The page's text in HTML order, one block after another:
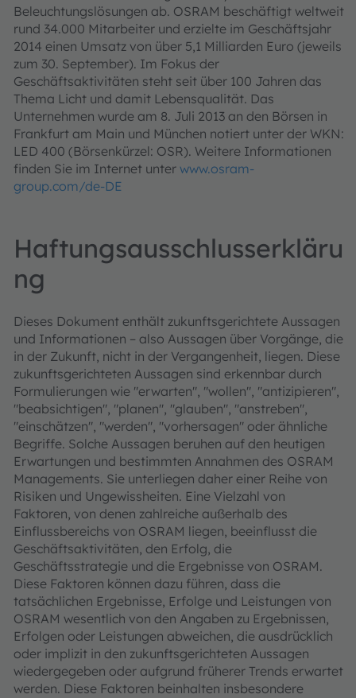
Beleuchtungslösungen ab. OSRAM beschäftigt weltweit
rund 34.000 Mitarbeiter und erzielte im Geschäftsjahr
2014 einen Umsatz von über 5,1 Milliarden Euro (jeweils
zum 30. September). Im Fokus der
Geschäftsaktivitäten steht seit über 100 Jahren das
Thema Licht und damit Lebensqualität. Das
Unternehmen wurde am 8. Juli 2013 an den Börsen in
Frankfurt am Main und München notiert unter der WKN:
LED 400 (Börsenkürzel: OSR). Weitere Informationen
finden Sie im Internet unter www.osram-
group.com/de-DE
Haftungsausschlusserkläru
ng
Dieses Dokument enthält zukunftsgerichtete Aussagen
und Informationen – also Aussagen über Vorgänge, die
in der Zukunft, nicht in der Vergangenheit, liegen. Diese
zukunftsgerichteten Aussagen sind erkennbar durch
Formulierungen wie "erwarten", "wollen", "antizipieren",
"beabsichtigen", "planen", "glauben", "anstreben",
"einschätzen", "werden", "vorhersagen" oder ähnliche
Begriffe. Solche Aussagen beruhen auf den heutigen
Erwartungen und bestimmten Annahmen des OSRAM
Managements. Sie unterliegen daher einer Reihe von
Risiken und Ungewissheiten. Eine Vielzahl von
Faktoren, von denen zahlreiche außerhalb des
Einflussbereichs von OSRAM liegen, beeinflusst die
Geschäftsaktivitäten, den Erfolg, die
Geschäftsstrategie und die Ergebnisse von OSRAM.
Diese Faktoren können dazu führen, dass die
tatsächlichen Ergebnisse, Erfolge und Leistungen von
OSRAM wesentlich von den Angaben zu Ergebnissen,
Erfolgen oder Leistungen abweichen, die ausdrücklich
oder implizit in den zukunftsgerichteten Aussagen
wiedergegeben oder aufgrund früherer Trends erwartet
werden. Diese Faktoren beinhalten insbesondere